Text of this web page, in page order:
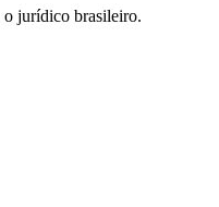
o jurídico brasileiro.